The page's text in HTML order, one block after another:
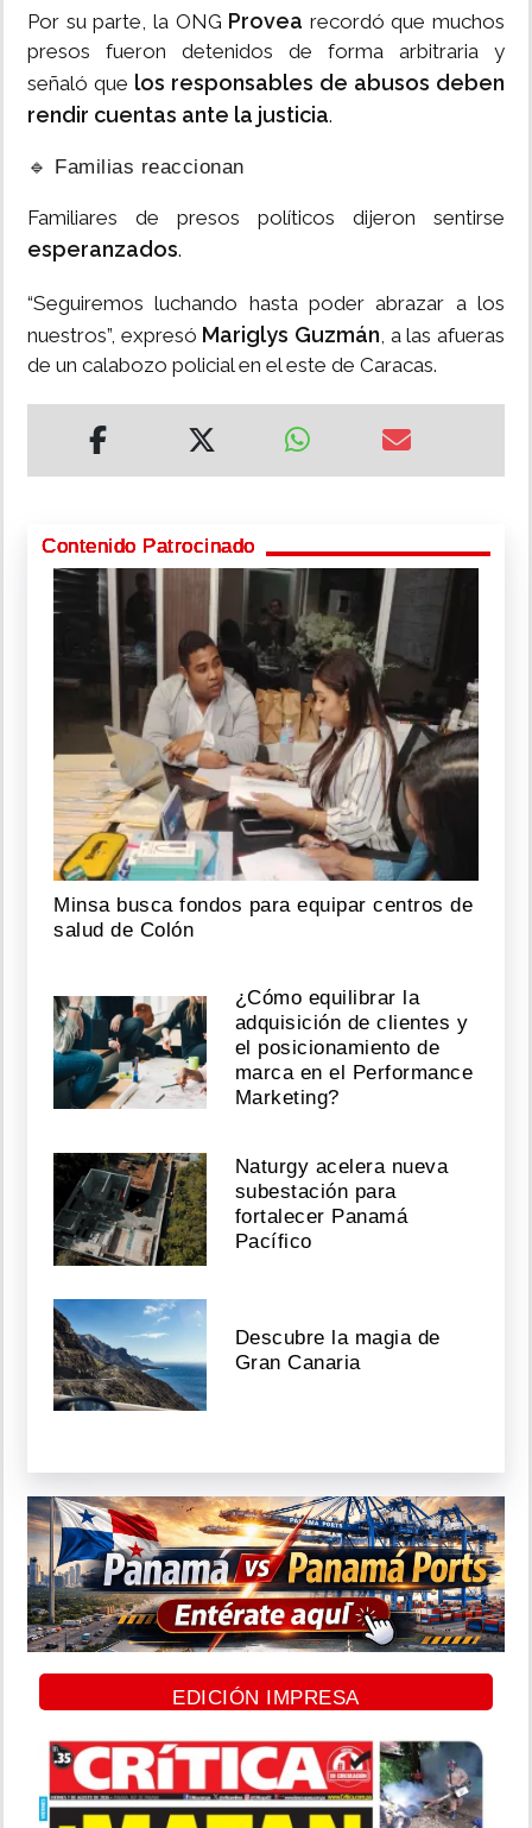
Por su parte, la ONG Provea recordó que muchos
presos fueron detenidos de forma arbitraria y
señaló que los responsables de abusos deben
rendir cuentas ante la justicia.
🔹 Familias reaccionan
Familiares de presos políticos dijeron sentirse
esperanzados.
“Seguiremos luchando hasta poder abrazar a los
nuestros”, expresó Mariglys Guzmán, a las afueras
de un calabozo policial en el este de Caracas.
Contenido Patrocinado
Minsa busca fondos para equipar centros de
salud de Colón
¿Cómo equilibrar la
adquisición de clientes y
el posicionamiento de
marca en el Performance
Marketing?
Naturgy acelera nueva
subestación para
fortalecer Panamá
Pacífico
Descubre la magia de
Gran Canaria
EDICIÓN IMPRESA